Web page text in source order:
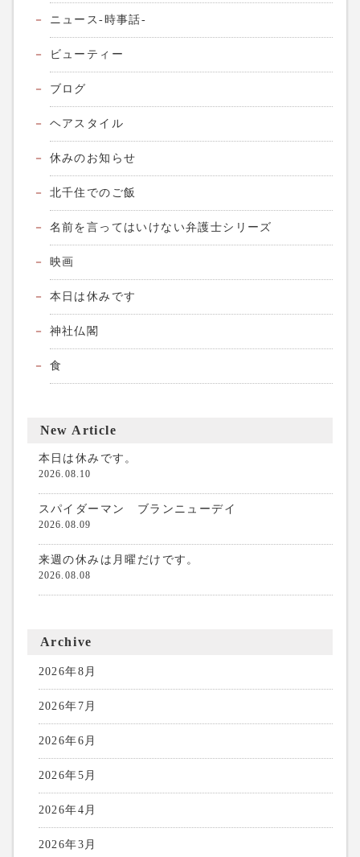
ニュース-時事話-
ビューティー
ブログ
ヘアスタイル
休みのお知らせ
北千住でのご飯
名前を言ってはいけない弁護士シリーズ
映画
本日は休みです
神社仏閣
食
New Article
本日は休みです。
2026.08.10
スパイダーマン ブランニューデイ
2026.08.09
来週の休みは月曜だけです。
2026.08.08
Archive
2026年8月
2026年7月
2026年6月
2026年5月
2026年4月
2026年3月